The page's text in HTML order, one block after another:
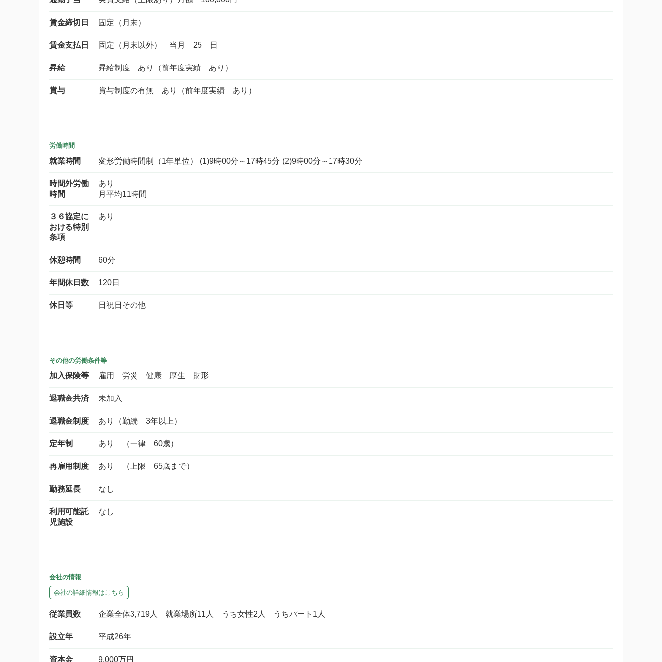
賃金締切日 固定（月末）
賃金支払日 固定（月末以外） 当月 25 日
昇給 昇給制度 あり（前年度実績 あり）
賞与 賞与制度の有無 あり（前年度実績 あり）
労働時間
就業時間 変形労働時間制（1年単位） (1)9時00分～17時45分 (2)9時00分～17時30分
時間外労働
時間
あり
月平均11時間
３６協定に
おける特別
条項
あり
休憩時間 60分
年間休日数 120日
休日等 日祝日その他
その他の労働条件等
加入保険等 雇用 労災 健康 厚生 財形
退職金共済 未加入
退職金制度 あり（勤続 3年以上）
定年制 あり （一律 60歳）
再雇用制度 あり （上限 65歳まで）
勤務延長 なし
利用可能託
児施設
なし
会社の情報
会社の詳細情報はこちら
従業員数 企業全体3,719人 就業場所11人 うち女性2人 うちパート1人
設立年 平成26年
資本金 9,000万円